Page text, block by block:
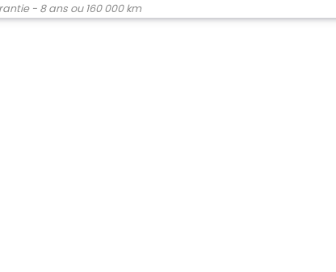
- 8 ans ou 160 000 km